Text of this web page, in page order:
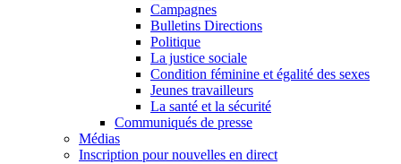
Campagnes
Bulletins Directions
Politique
La justice sociale
Condition féminine et égalité des sexes
Jeunes travailleurs
La santé et la sécurité
Communiqués de presse
Médias
Inscription pour nouvelles en direct